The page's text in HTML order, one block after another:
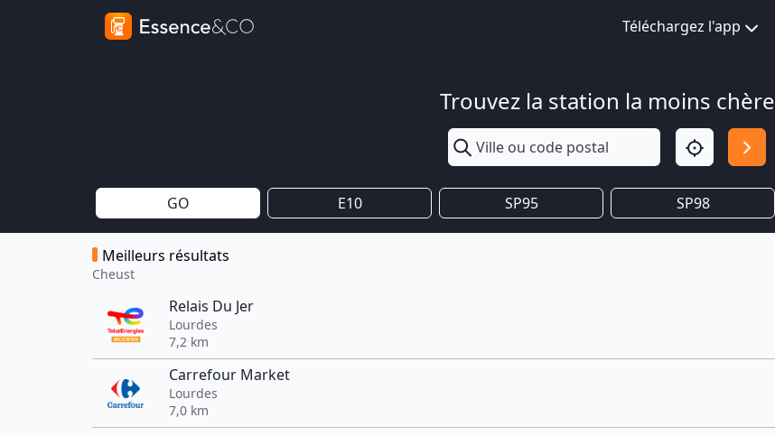
Téléchargez l'app
Trouvez la station la moins chère
GO E10 SP95 SP98
Meilleurs résultats
Cheust
Relais Du Jer
Lourdes
7,2 km
Carrefour Market
Lourdes
7,0 km